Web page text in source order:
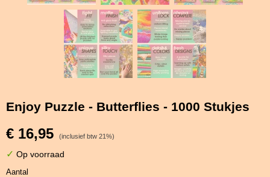
Enjoy Puzzle - Butterflies - 1000 Stukjes
€ 16,95 (inclusief btw 21%)
✓ Op voorraad
Aantal